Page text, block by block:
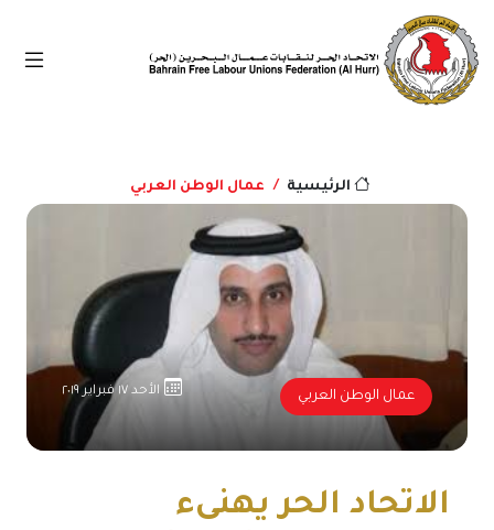
الرئيسية عمال الوطن العربي
عمال الوطن العربي الأحد ١٧ فبراير ٢٠١٩
الاتحاد الحر يهنىء